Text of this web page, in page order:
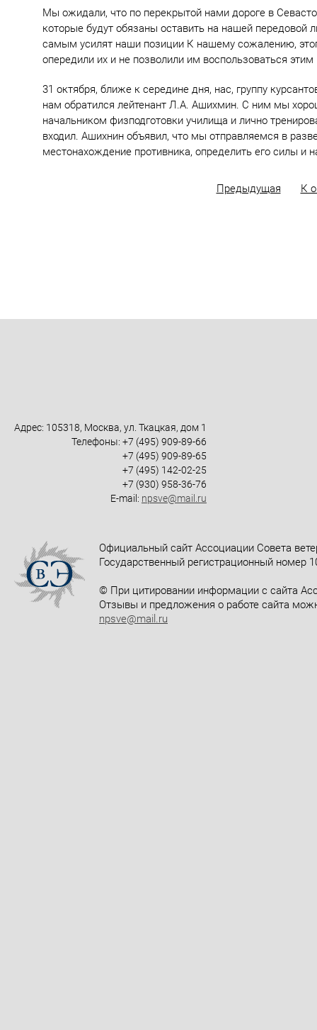
Мы ожидали, что по перекрытой нами дороге в
которые будут обязаны оставить на нашей передовой
самым усилят наши позиции К нашему сожалению,
опередили их и не позволили им воспользоваться этим
31 октября, ближе к середине дня, нас, группу
нам обратился лейтенант Л.А. Ашихмин. С ним мы
начальником физподготовки училища и лично
входил. Ашихнин объявил, что мы отправляемся в
местонахождение противника, определить его силы и
Предыдущая К
Официальный сайт Ассоциации Совета
Государственный регистрационный номер
© При цитировании информации с сайта
Отзывы и предложения о работе сайта
npsve@mail.ru
Адрес: 105318, Москва, ул. Ткацкая, дом 1
Телефоны: +7 (495) 909-89-66
+7 (495) 909-89-65
+7 (495) 142-02-25
+7 (930) 958-36-76
E-mail: npsve@mail.ru